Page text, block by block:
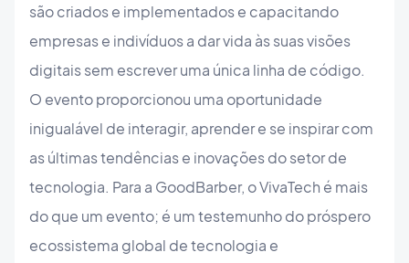
são criados e implementados e capacitando
empresas e indivíduos a dar vida às suas visões
digitais sem escrever uma única linha de código.
O evento proporcionou uma oportunidade
inigualável de interagir, aprender e se inspirar com
as últimas tendências e inovações do setor de
tecnologia. Para a GoodBarber, o VivaTech é mais
do que um evento; é um testemunho do próspero
ecossistema global de tecnologia e